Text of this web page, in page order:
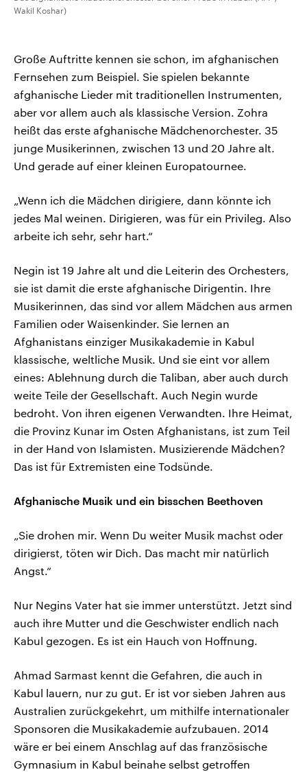
Wakil Koshar)
Große Auftritte kennen sie schon, im afghanischen
Fernsehen zum Beispiel. Sie spielen bekannte
afghanische Lieder mit traditionellen Instrumenten,
aber vor allem auch als klassische Version. Zohra
heißt das erste afghanische Mädchenorchester. 35
junge Musikerinnen, zwischen 13 und 20 Jahre alt.
Und gerade auf einer kleinen Europatournee.
„Wenn ich die Mädchen dirigiere, dann könnte ich
jedes Mal weinen. Dirigieren, was für ein Privileg. Also
arbeite ich sehr, sehr hart.“
Negin ist 19 Jahre alt und die Leiterin des Orchesters,
sie ist damit die erste afghanische Dirigentin. Ihre
Musikerinnen, das sind vor allem Mädchen aus armen
Familien oder Waisenkinder. Sie lernen an
Afghanistans einziger Musikakademie in Kabul
klassische, weltliche Musik. Und sie eint vor allem
eines: Ablehnung durch die Taliban, aber auch durch
weite Teile der Gesellschaft. Auch Negin wurde
bedroht. Von ihren eigenen Verwandten. Ihre Heimat,
die Provinz Kunar im Osten Afghanistans, ist zum Teil
in der Hand von Islamisten. Musizierende Mädchen?
Das ist für Extremisten eine Todsünde.
Afghanische Musik und ein bisschen Beethoven
„Sie drohen mir. Wenn Du weiter Musik machst oder
dirigierst, töten wir Dich. Das macht mir natürlich
Angst.“
Nur Negins Vater hat sie immer unterstützt. Jetzt sind
auch ihre Mutter und die Geschwister endlich nach
Kabul gezogen. Es ist ein Hauch von Hoffnung.
Ahmad Sarmast kennt die Gefahren, die auch in
Kabul lauern, nur zu gut. Er ist vor sieben Jahren aus
Australien zurückgekehrt, um mithilfe internationaler
Sponsoren die Musikakademie aufzubauen. 2014
wäre er bei einem Anschlag auf das französische
Gymnasium in Kabul beinahe selbst getroffen